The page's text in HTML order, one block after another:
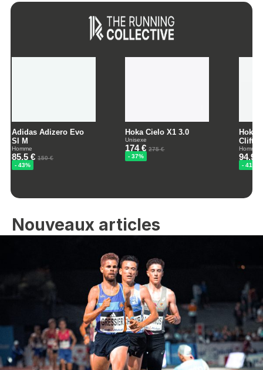
Nouveaux articles